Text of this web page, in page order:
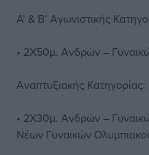
Α’ & Β’ Αγωνιστικής
• 2Χ50μ. Ανδρών –
Αναπτυξιακής Κατηγορίας:
• 2Χ30μ. Ανδρών –
Νέων Γυναικών